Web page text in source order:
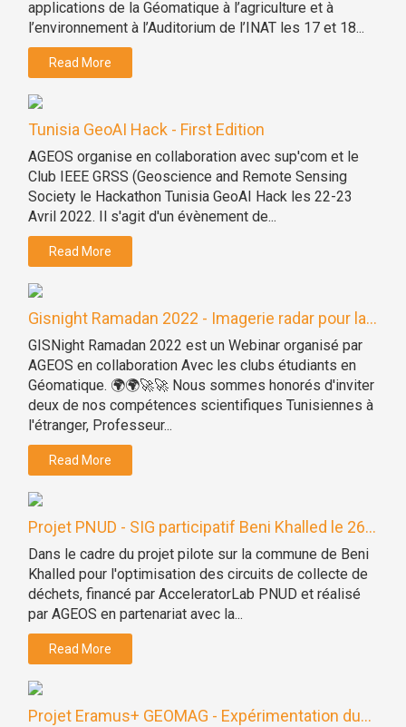
applications de la Géomatique à l’agriculture et à
l’environnement à l’Auditorium de l’INAT les 17 et 18...
Read More
Tunisia GeoAI Hack - First Edition
AGEOS organise en collaboration avec sup'com et le
Club IEEE GRSS (Geoscience and Remote Sensing
Society le Hackathon Tunisia GeoAI Hack les 22-23
Avril 2022. Il s'agit d'un évènement de...
Read More
Gisnight Ramadan 2022 - Imagerie radar pour la...
GISNight Ramadan 2022 est un Webinar organisé par
AGEOS en collaboration Avec les clubs étudiants en
Géomatique. 🌍🌍🚀🚀 Nous sommes honorés d'inviter
deux de nos compétences scientifiques Tunisiennes à
l'étranger, Professeur...
Read More
Projet PNUD - SIG participatif Beni Khalled le 26...
Dans le cadre du projet pilote sur la commune de Beni
Khalled pour l'optimisation des circuits de collecte de
déchets, financé par AcceleratorLab PNUD et réalisé
par AGEOS en partenariat avec la...
Read More
Projet Eramus+ GEOMAG - Expérimentation du...